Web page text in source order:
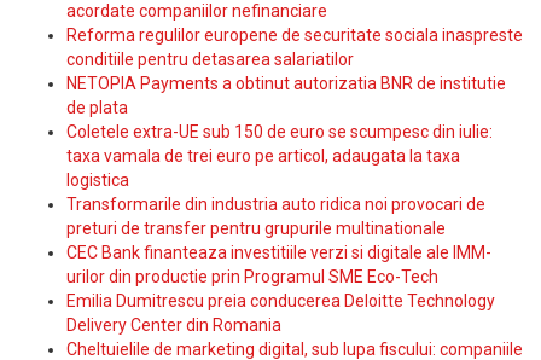
acordate companiilor nefinanciare
Reforma regulilor europene de securitate sociala inaspreste
conditiile pentru detasarea salariatilor
NETOPIA Payments a obtinut autorizatia BNR de institutie
de plata
Coletele extra-UE sub 150 de euro se scumpesc din iulie:
taxa vamala de trei euro pe articol, adaugata la taxa
logistica
Transformarile din industria auto ridica noi provocari de
preturi de transfer pentru grupurile multinationale
CEC Bank finanteaza investitiile verzi si digitale ale IMM-
urilor din productie prin Programul SME Eco-Tech
Emilia Dumitrescu preia conducerea Deloitte Technology
Delivery Center din Romania
Cheltuielile de marketing digital, sub lupa fiscului: companiile